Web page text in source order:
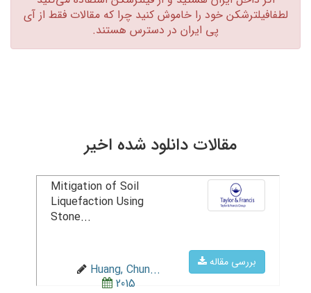
لطفافیلترشکن خود را خاموش کنید چرا که مقالات فقط از آی
پی ایران در دسترس هستند.‏
مقالات دانلود شده اخیر
بررسی مقاله
Mitigation of Soil
Liquefaction Using
Stone...
Huang, Chun...
2015